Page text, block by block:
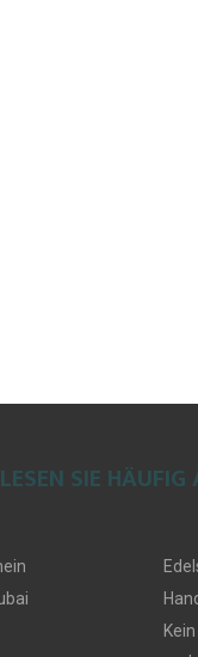
LESEN SIE HÄUFIG